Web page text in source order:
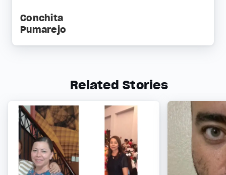
Conchita
Pumarejo
Related Stories